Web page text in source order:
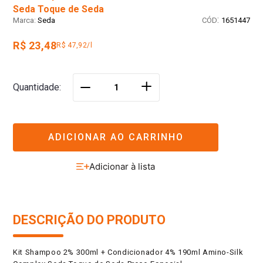
Seda Toque de Seda
Seda : 1651447
R$ 23,48R$ 47,92/l
Quantidade ＋
ADICIONAR AO CARRINHO
DESCRIÇÃO DO PRODUTO
Kit Shampoo 2% 300ml + Condicionador 4% 190ml Amino-Silk